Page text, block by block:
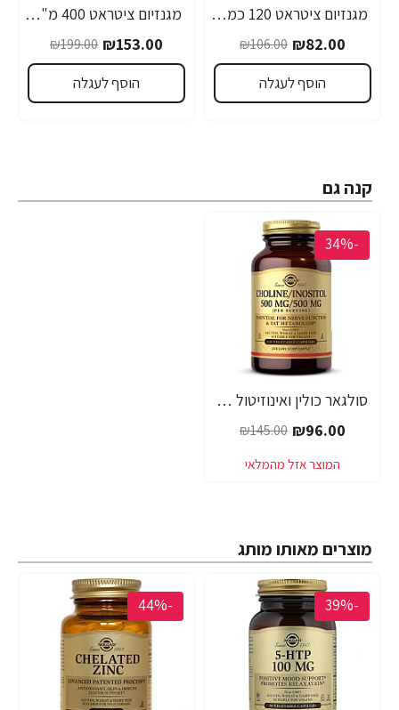
מגנזיום ציטראט 120 כמוסות - מבית NOW FOODS
₪82.00
₪106.00
הוסף לעגלה
מגנזיום ציטראט 400 מ"ג 240 כמוסות - מבית NOW FOODS
₪153.00
₪199.00
הוסף לעגלה
קנה גם
-34%
סולגאר כולין ואינוזיטול 500 מ"ג 100 כמוסות - מבית SOLGAR
₪96.00
₪145.00
מוצרים מאותו מותג
-39%
-44%